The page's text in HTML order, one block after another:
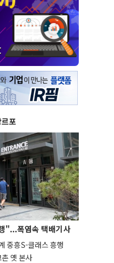
더 돋보이는 '전기
포
"...폭염속 택배기사
중흥S-클래스 흥행
옛 본사